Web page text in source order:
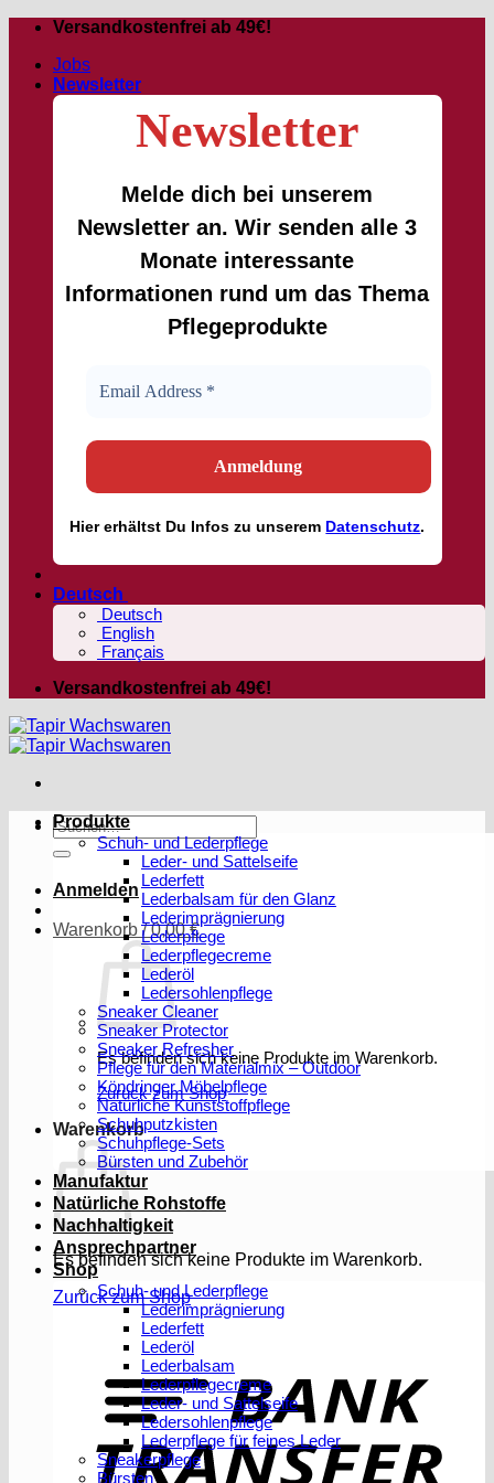
Zum
springen
Versandkostenfrei ab 49€!
Jobs
Newsletter
Newsletter
Melde dich bei unserem
Newsletter an. Wir senden alle 3
Monate interessante
Informationen rund um das Thema
Pflegeprodukte
Hiererhältst Du Infos zu unserem Datenschutz.
Deutsch
Deutsch
English
Français
Versandkostenfrei ab 49€!
Suchen
nach:
Anmelden
Warenkorb /0,00€
Es befinden sich keine Produkte im Warenkorb.
Zurück zum Shop
Warenkorb
Es befinden sich keine Produkte im Warenkorb.
Zurück zum Shop
Produkte
Schuh- und Lederpflege
Leder- und Sattelseife
Lederfett
Lederbalsam für den Glanz
Lederimprägnierung
Lederpflege
Lederpflegecreme
Lederöl
Ledersohlenpflege
Sneaker Cleaner
Sneaker Protector
Sneaker Refresher
Pflege für den Materialmix – Outdoor
Köndringer Möbelpflege
Natürliche Kunststoffpflege
Schuhputzkisten
Schuhpflege-Sets
Bürsten und Zubehör
Manufaktur
Natürliche Rohstoffe
Nachhaltigkeit
Ansprechpartner
Shop
Schuh- und Lederpflege
Lederimprägnierung
Lederfett
Lederöl
Lederbalsam
Lederpflegecreme
Leder- und Sattelseife
Ledersohlenpflege
Lederpflege für feines Leder
Sneakerpflege
Bürsten